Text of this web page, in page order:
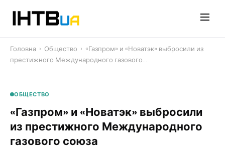
Головна › Общество › «Газпром» и «Новатэк» выбросили из
престижного Международного газового…
ОБЩЕСТВО
«Газпром» и «Новатэк» выбросили
из престижного Международного
газового союза